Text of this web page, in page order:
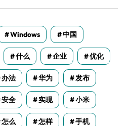
Windows 中国
什么 企业 优化
办法 华为 发布
安全 实现 小米
怎么 怎样 手机